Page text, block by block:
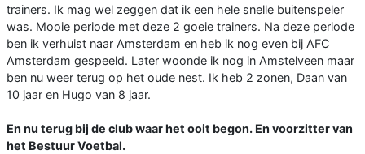
trainers. Ik mag wel zeggen dat ik een hele snelle buitenspeler
was. Mooie periode met deze 2 goeie trainers. Na deze periode
ben ik verhuist naar Amsterdam en heb ik nog even bij AFC
Amsterdam gespeeld. Later woonde ik nog in Amstelveen maar
ben nu weer terug op het oude nest. Ik heb 2 zonen, Daan van
10 jaar en Hugo van 8 jaar.
En nu terug bij de club waar het ooit begon. En voorzitter van
het Bestuur Voetbal.